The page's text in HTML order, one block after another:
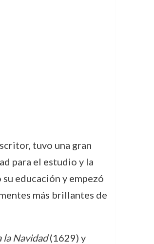
tuvo una gran
para el estudio y la
educación y empezó
más brillantes de
la Navidad(1629) y